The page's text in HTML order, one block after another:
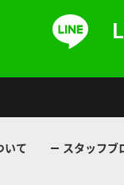
いて スタッフブ